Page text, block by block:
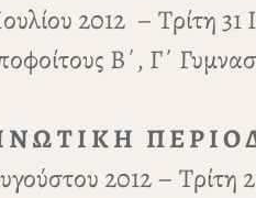
2012 – Τρίτη 31
Β΄, Γ΄
Ν Ω Τ Ι Κ Η Π Ε Ρ Ι
2012 – Τρίτη